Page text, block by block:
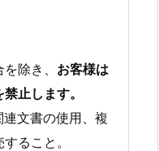
除き、 お客様は
止します。
文書の使用、複
ること。